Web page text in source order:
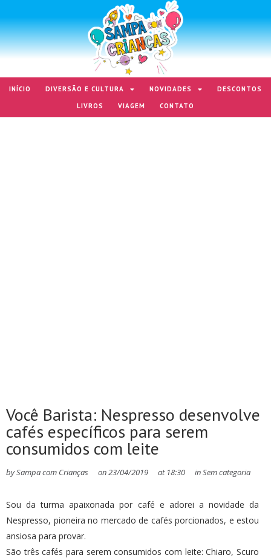
INÍCIO DIVERSÃO E CULTURA NOVIDADES
DESCONTOS
LIVROS
VIAGEM CONTATO
Você Barista: Nespresso desenvolve
cafés específicos para serem
consumidos com leite
bySampa com Crianças on23/04/2019 at 18:30 inSem categoria
Sou da turma apaixonada por café e adorei a novidade da
Nespresso, pioneira no mercado de cafés porcionados, e estou
ansiosa para provar.
São três cafés para serem consumidos com leite: Chiaro, Scuro